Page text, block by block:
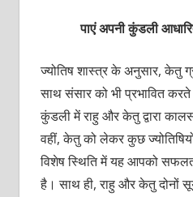
पाएं अपनी कुंडली
ज्योतिष शास्त्र के अनुसार, केतु
साथ संसार को भी प्रभावित
कुंडली में राहु और केतु द्वारा
वहीं, केतु को लेकर कुछ
विशेष स्थिति में यह आपको
है। साथ ही, राहु और केतु दोनों